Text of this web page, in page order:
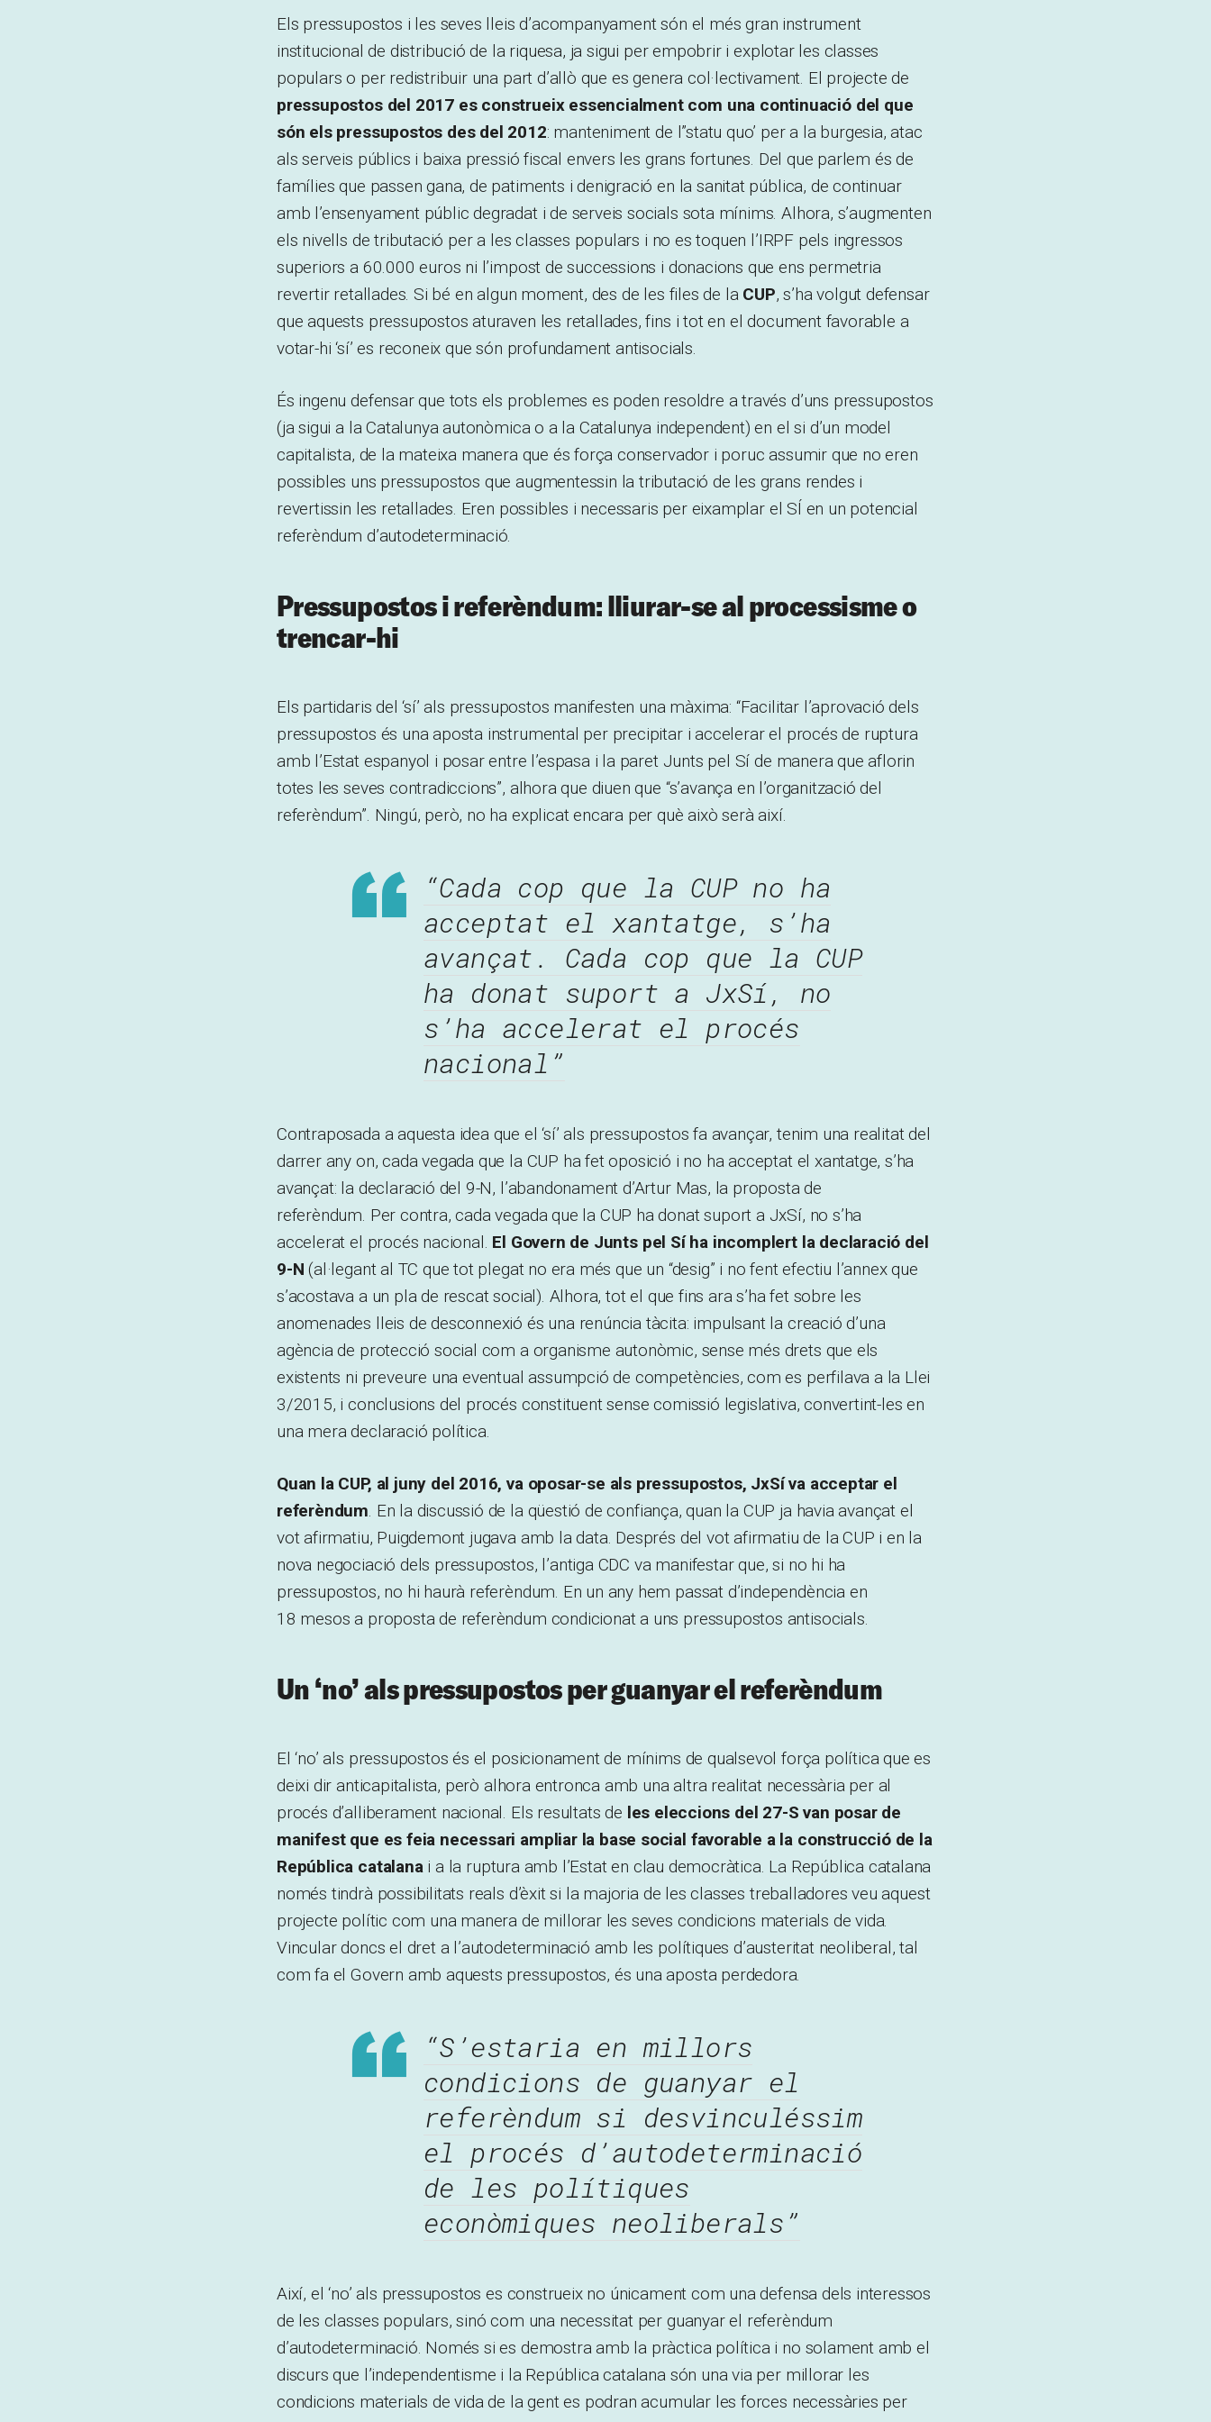
Els pressupostos i les seves lleis d’acompanyament són el més gran instrument
institucional de distribució de la riquesa, ja sigui per empobrir i explotar les classes
populars o per redistribuir una part d’allò que es genera col·lectivament. El projecte de
pressupostos del 2017 es construeix essencialment com una continuació del que
són els pressupostos des del 2012: manteniment de l”statu quo’ per a la burgesia, atac
als serveis públics i baixa pressió fiscal envers les grans fortunes. Del que parlem és de
famílies que passen gana, de patiments i denigració en la sanitat pública, de continuar
amb l’ensenyament públic degradat i de serveis socials sota mínims. Alhora, s’augmenten
els nivells de tributació per a les classes populars i no es toquen l’IRPF pels ingressos
superiors a 60.000 euros ni l’impost de successions i donacions que ens permetria
revertir retallades. Si bé en algun moment, des de les files de la CUP, s’ha volgut defensar
que aquests pressupostos aturaven les retallades, fins i tot en el document favorable a
votar-hi ‘sí’ es reconeix que són profundament antisocials.
És ingenu defensar que tots els problemes es poden resoldre a través d’uns pressupostos
(ja sigui a la Catalunya autonòmica o a la Catalunya independent) en el si d’un model
capitalista, de la mateixa manera que és força conservador i poruc assumir que no eren
possibles uns pressupostos que augmentessin la tributació de les grans rendes i
revertissin les retallades. Eren possibles i necessaris per eixamplar el SÍ en un potencial
referèndum d’autodeterminació.
Pressupostos i referèndum: lliurar-se al processisme o
trencar-hi
Els partidaris del ‘sí’ als pressupostos manifesten una màxima: “Facilitar l’aprovació dels
pressupostos és una aposta instrumental per precipitar i accelerar el procés de ruptura
amb l’Estat espanyol i posar entre l’espasa i la paret Junts pel Sí de manera que aflorin
totes les seves contradiccions”, alhora que diuen que “s’avança en l’organització del
referèndum”. Ningú, però, no ha explicat encara per què això serà així.
“Cada cop que la CUP no ha
acceptat el xantatge, s’ha
avançat. Cada cop que la CUP
ha donat suport a JxSí, no
s’ha accelerat el procés
nacional”
Contraposada a aquesta idea que el ‘sí’ als pressupostos fa avançar, tenim una realitat del
darrer any on, cada vegada que la CUP ha fet oposició i no ha acceptat el xantatge, s’ha
avançat: la declaració del 9-N, l’abandonament d’Artur Mas, la proposta de
referèndum. Per contra, cada vegada que la CUP ha donat suport a JxSí, no s’ha
accelerat el procés nacional. El Govern de Junts pel Sí ha incomplert la declaració del
9-N (al·legant al TC que tot plegat no era més que un “desig” i no fent efectiu l’annex que
s’acostava a un pla de rescat social). Alhora, tot el que fins ara s’ha fet sobre les
anomenades lleis de desconnexió és una renúncia tàcita: impulsant la creació d’una
agència de protecció social com a organisme autonòmic, sense més drets que els
existents ni preveure una eventual assumpció de competències, com es perfilava a la Llei
3/2015, i conclusions del procés constituent sense comissió legislativa, convertint-les en
una mera declaració política.
Quan la CUP, al juny del 2016, va oposar-se als pressupostos, JxSí va acceptar el
referèndum. En la discussió de la qüestió de confiança, quan la CUP ja havia avançat el
vot afirmatiu, Puigdemont jugava amb la data. Després del vot afirmatiu de la CUP i en la
nova negociació dels pressupostos, l’antiga CDC va manifestar que, si no hi ha
pressupostos, no hi haurà referèndum. En un any hem passat d’independència en
18 mesos a proposta de referèndum condicionat a uns pressupostos antisocials.
Un ‘no’ als pressupostos per guanyar el referèndum
El ‘no’ als pressupostos és el posicionament de mínims de qualsevol força política que es
deixi dir anticapitalista, però alhora entronca amb una altra realitat necessària per al
procés d’alliberament nacional. Els resultats de les eleccions del 27-S van posar de
manifest que es feia necessari ampliar la base social favorable a la construcció de la
República catalanai a la ruptura amb l’Estat en clau democràtica. La República catalana
només tindrà possibilitats reals d’èxit si la majoria de les classes treballadores veu aquest
projecte polític com una manera de millorar les seves condicions materials de vida.
Vincular doncs el dret a l’autodeterminació amb les polítiques d’austeritat neoliberal, tal
com fa el Govern amb aquests pressupostos, és una aposta perdedora.
“S’estaria en millors
condicions de guanyar el
referèndum si desvinculéssim
el procés d’autodeterminació
de les polítiques
econòmiques neoliberals”
Així, el ‘no’ als pressupostos es construeix no únicament com una defensa dels interessos
de les classes populars, sinó com una necessitat per guanyar el referèndum
d’autodeterminació. Només si es demostra amb la pràctica política i no solament amb el
discurs que l’independentisme i la República catalana són una via per millorar les
condicions materials de vida de la gent es podran acumular les forces necessàries per